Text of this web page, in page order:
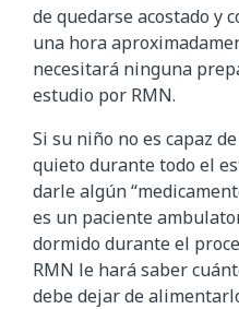
de quedarse acostado y
una hora
necesitará ninguna
estudio por RMN.
Si su niño no es capaz
quieto durante todo el
darle algún
es un paciente
dormido durante el
RMN le hará saber
debe dejar de